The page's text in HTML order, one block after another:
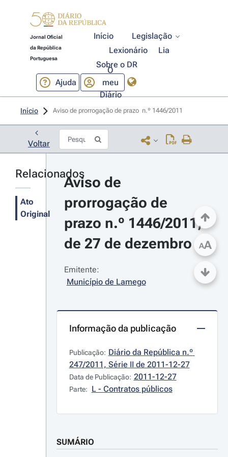
Jornal Oficial
da República
Portuguesa
Início
Legislação
Lexionário
Lia
Sobre o DR
Ajuda
O
meu
Diário
Início Aviso de prorrogação de prazo  n.º 1446/2011
Voltar
Relacionados
Ato
Original
Aviso de
prorrogação de
prazo n.º 1446/2011,
de 27 de dezembro
Emitente:
Município de Lamego
Informação da publicação
Publicação: Diário da República n.º
247/2011, Série II de 2011-12-27
Data de Publicação: 2011-12-27
Parte: L - Contratos públicos
SUMÁRIO
AA